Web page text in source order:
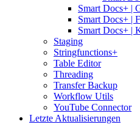
Smart Docs+ |
Smart Docs+ |
Smart Docs+ |
Staging
Stringfunctions+
Table Editor
Threading
Transfer Backup
Workflow Utils
YouTube Connector
Letzte Aktualisierungen